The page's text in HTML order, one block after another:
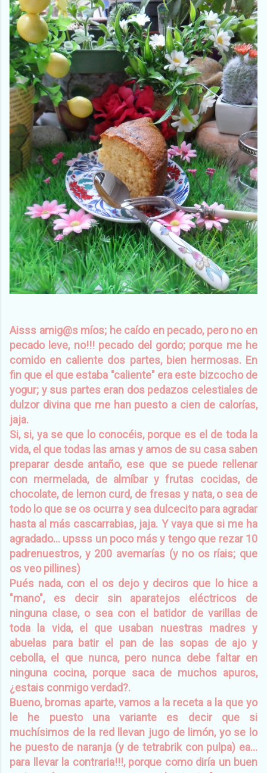
Aisss amig@s míos; he caído en pecado, pero no en
pecado leve, no!!! pecado del gordo; porque me he
comido en caliente dos partes, bien hermosas. En
fin que el que estaba "caliente" era este bizcocho de
yogur; y sus partes eran dos pedazos celestiales de
dulzor divina que me han puesto a cien de calorías,
jaja.
Si, si, ya se que lo conocéis, porque es el de toda la
vida, el que todas las amas y amos de su casa saben
preparar desde antaño, ese que se puede rellenar
con mermelada, de almíbar y frutas cocidas, de
chocolate, de lemon curd, de fresas y nata, o sea de
todo lo que se os ocurra y sea dulcecito para agradar
hasta al más cascarrabias, jaja. Y vaya que si me ha
agradado... upsss un poco más y tengo que rezar 10
padrenuestros, y 200 avemarías (y no os ríais; que
os veo pillines)
Pués nada, con el os dejo y deciros que lo hice a
"mano", es decir sin aparatejos eléctricos de
ninguna clase, o sea con el batidor de varillas de
toda la vida, el que usaban nuestras madres y
abuelas para batir el pan de las sopas de ajo y
cebolla, el que nunca, pero nunca debe faltar en
ninguna cocina, porque saca de muchos apuros,
¿estais conmigo verdad?.
Bueno, bromas aparte, vamos a la receta a la que yo
le he puesto una variante es decir que si
muchísimos de la red llevan jugo de limón, yo se lo
he puesto de naranja (y de tetrabrik con pulpa) ea...
para llevar la contraria!!!, porque como diría un buen